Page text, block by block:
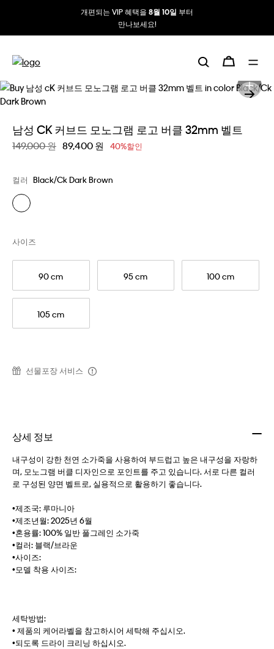
개편되는 VIP 혜택을 8월 10일 부터
만나보세요!
남성 CK 커브드 모노그램 로고 버클 32mm 벨트
할인 전 가격
149,000 원 할인된 가격
89,400 원 40%할인
컬러 Black/Ck Dark Brown
90 cm 95 cm 100 cm
105 cm
사이즈
선물포장 서비스
상세 정보
내구성이 강한 천연 소가죽을 사용하여 부드럽고 높은 내구성을 자랑하
며, 모노그램 버클 디자인으로 포인트를 주고 있습니다. 서로 다른 컬러
로 구성된 양면 벨트로, 실용적으로 활용하기 좋습니다.
•제조국: 루마니아
•제조년월: 2025년 6월
•혼용률: 100% 일반 풀그레인 소가죽
•컬러: 블랙/브라운
•사이즈:
•모델 착용 사이즈:
세탁방법:
• 제품의 케어라벨을 참고하시어 세탁해 주십시오.
•되도록 드라이 크리닝 하십시오.